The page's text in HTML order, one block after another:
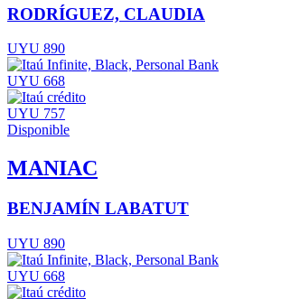
RODRÍGUEZ, CLAUDIA
UYU 890
UYU 668
UYU 757
Disponible
MANIAC
BENJAMÍN LABATUT
UYU 890
UYU 668